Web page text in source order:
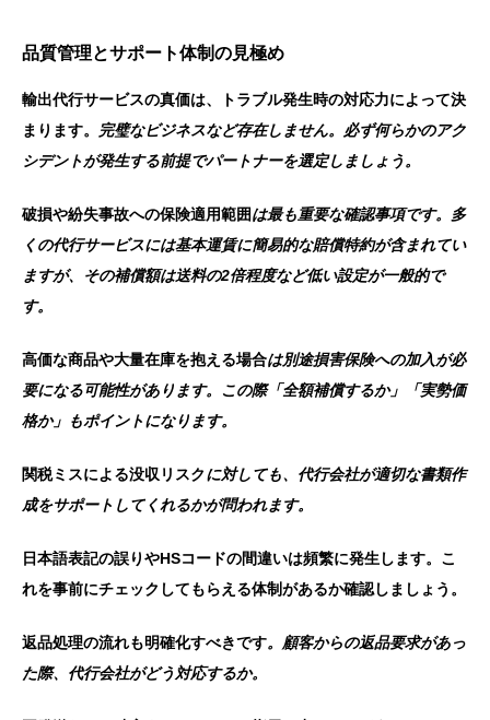
品質管理とサポート体制の見極め
輸出代行サービスの真価は、トラブル発生時の対応力によって決
まります。
完璧なビジネスなど存在しません。必ず何らかのアク
シデントが発生する前提でパートナーを選定しましょう。
破損や紛失事故への保険適用範囲は最も重要な確認事項です。多
くの代行サービスには基本運賃に簡易的な賠償特約が含まれてい
ますが、その補償額は送料の2倍程度など低い設定が一般的で
す。
高価な商品や大量在庫を抱える場合は別途損害保険への加入が必
要になる可能性があります。この際「全額補償するか」「実勢価
格か」もポイントになります。
関税ミスによる没収リスクに対しても、代行会社が適切な書類作
成をサポートしてくれるかが問われます。
日本語表記の誤りやHSコードの間違いは頻繁に発生します。こ
れを事前にチェックしてもらえる体制があるか確認しましょう。
返品処理の流れも明確化すべきです。顧客からの返品要求があっ
た際、代行会社がどう対応するか。